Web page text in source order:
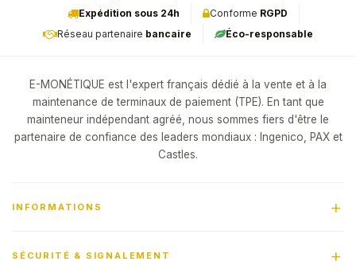
Expédition sous 24h
Conforme RGPD
Réseau partenaire bancaire Éco-responsable
E-MONÉTIQUE est l'expert français dédié à la vente et à la
maintenance de terminaux de paiement (TPE). En tant que
mainteneur indépendant agréé, nous sommes fiers d'être le
partenaire de confiance des leaders mondiaux : Ingenico, PAX et
Castles.
INFORMATIONS
SÉCURITÉ & SIGNALEMENT